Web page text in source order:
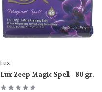
Lux
Lux Zeep Magic Spell - 80 gr.